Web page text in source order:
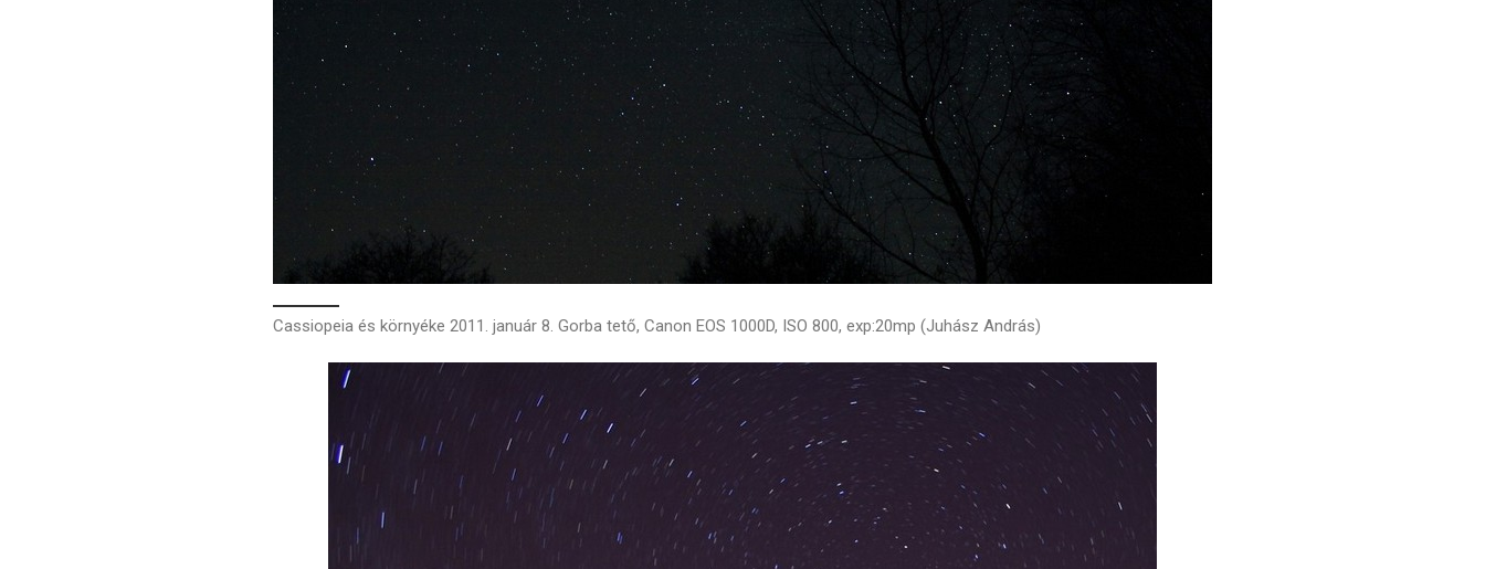
Cassiopeia és környéke 2011. január 8. Gorba tető, Canon EOS 1000D, ISO 800, exp:20mp (Juhász András)